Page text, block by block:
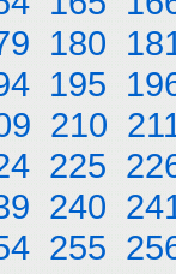
180
195
210
225
240
255